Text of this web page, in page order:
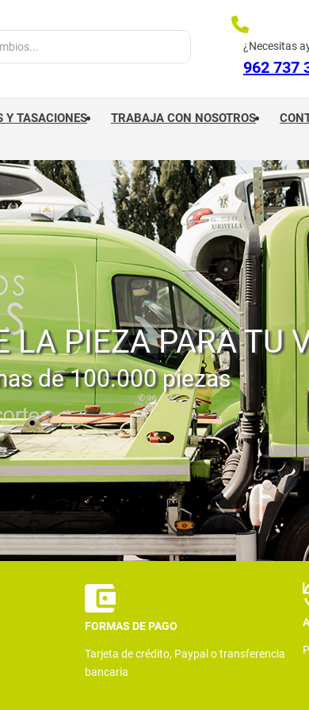
¿Necesitas
962 737
Y TASACIONES TRABAJA CON NOSOTROS
LA PIEZA PARA TU
de 100.000 piezas
FORMAS DE PAGO
Tarjeta de crédito, Paypal o transferencia
bancaria